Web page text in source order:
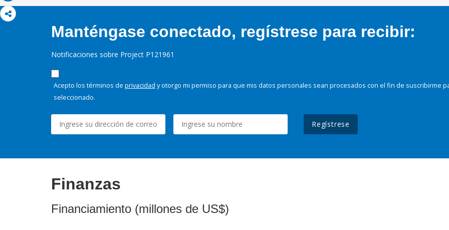
Manténgase conectado, regístrese para recibir:
Notificaciones sobre Project P121961
Acepto los términos de privacidad y otorgo mi permiso para que mis datos personales sean procesados con el fin de suscribirme
seleccionado.
Regístrese
Finanzas
Financiamiento (millones de US$)